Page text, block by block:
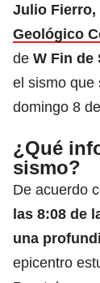
Julio Fierro,
Geológico
de W Fin de
el sismo que
domingo 8
¿Qué
sismo?
De acuerdo
las 8:08 de
una
epicentro